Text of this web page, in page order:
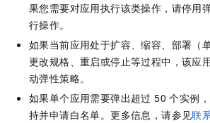
果您需要对应用执行该类操作，请停用
行操作。
如果当前应用处于扩容、缩容、部署（
更改规格、重启或停止等过程中，该应
动弹性策略。
如果单个应用需要弹出超过 50 个实例
持并申请白名单。更多信息，请参见联